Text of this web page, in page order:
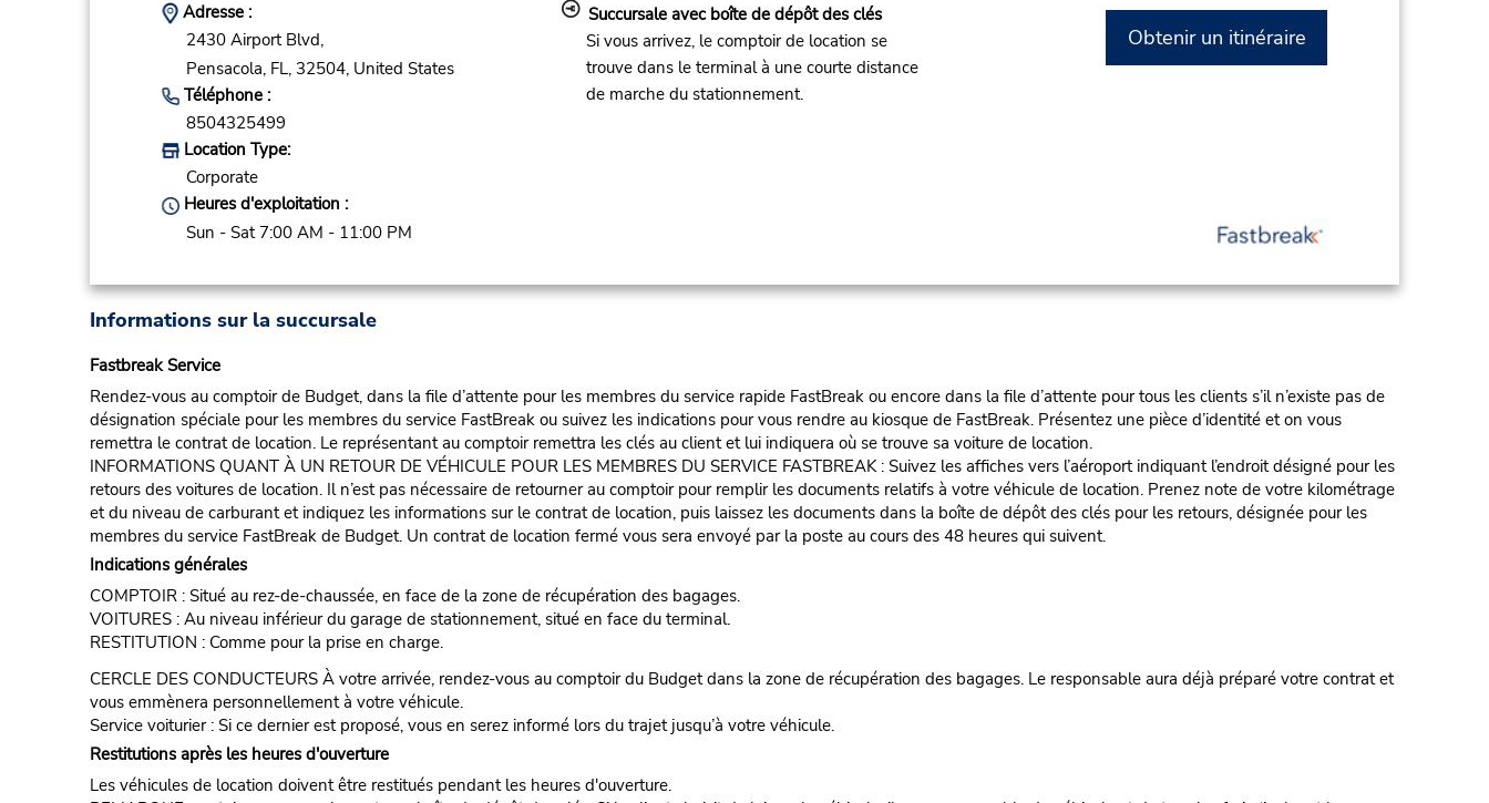
Adresse :
2430 Airport Blvd,
Pensacola, FL, 32504, United States
Téléphone :
8504325499
Location Type:
Corporate
Heures d'exploitation :
Sun - Sat 7:00 AM - 11:00 PM
Succursale avec boîte de dépôt des clés
Si vous arrivez, le comptoir de location se
trouve dans le terminal à une courte distance
de marche du stationnement.
Obtenir un itinéraire
Informations sur la succursale
Fastbreak Service
Rendez-vous au comptoir de Budget, dans la file d’attente pour les membres du service rapide FastBreak ou encore dans la file d’attente pour tous les clients s’il n’existe pas de
désignation spéciale pour les membres du service FastBreak ou suivez les indications pour vous rendre au kiosque de FastBreak. Présentez une pièce d’identité et on vous
remettra le contrat de location. Le représentant au comptoir remettra les clés au client et lui indiquera où se trouve sa voiture de location.
INFORMATIONS QUANT À UN RETOUR DE VÉHICULE POUR LES MEMBRES DU SERVICE FASTBREAK : Suivez les affiches vers l’aéroport indiquant l’endroit désigné pour les
retours des voitures de location. Il n’est pas nécessaire de retourner au comptoir pour remplir les documents relatifs à votre véhicule de location. Prenez note de votre kilométrage
et du niveau de carburant et indiquez les informations sur le contrat de location, puis laissez les documents dans la boîte de dépôt des clés pour les retours, désignée pour les
membres du service FastBreak de Budget. Un contrat de location fermé vous sera envoyé par la poste au cours des 48 heures qui suivent.
Indications générales
COMPTOIR : Situé au rez-de-chaussée, en face de la zone de récupération des bagages.
VOITURES : Au niveau inférieur du garage de stationnement, situé en face du terminal.
RESTITUTION : Comme pour la prise en charge.
CERCLE DES CONDUCTEURS À votre arrivée, rendez-vous au comptoir du Budget dans la zone de récupération des bagages. Le responsable aura déjà préparé votre contrat et
vous emmènera personnellement à votre véhicule.
Service voiturier : Si ce dernier est proposé, vous en serez informé lors du trajet jusqu’à votre véhicule.
Restitutions après les heures d'ouverture
Les véhicules de location doivent être restitués pendant les heures d'ouverture.